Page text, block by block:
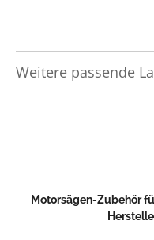
Weitere passende
Motorsägen-Zubehör